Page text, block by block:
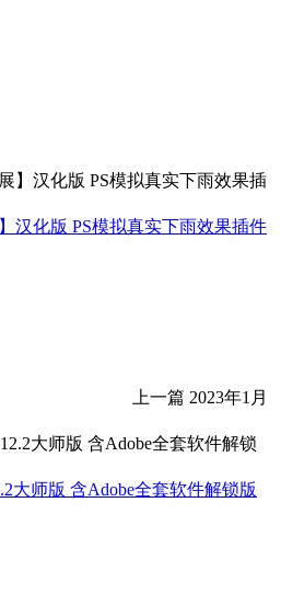
】汉化版 PS模拟真实下雨效果插件
上一篇 2023年1月
大师版 含Adobe全套软件解锁版